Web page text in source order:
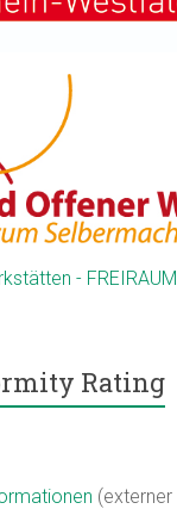
-
Rating
(externer